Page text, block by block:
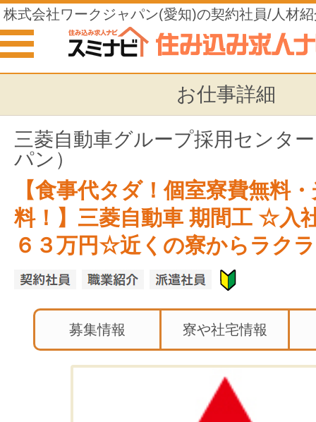
株式会社ワークジャパン(愛知)の契約社員/人材
住み込みの仕事
お仕事詳細
三菱自動車グループ採用センタ
パン）
【食事代タダ！個室寮費無料
料！】三菱自動車 期間工 ☆入
６３万円☆近くの寮からラク
募集情報 寮や社宅情報